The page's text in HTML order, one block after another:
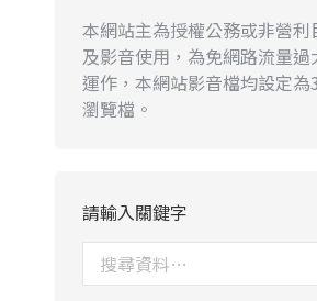
本網站主為授權公務或非營利
及影音使用，為免網路流量過
運作，本網站影音檔均設定為
瀏覽檔。
請輸入關鍵字